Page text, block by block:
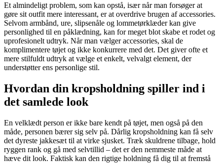
Et almindeligt problem, som kan opstå, især når man forsøger at
gøre sit outfit mere interessant, er at overdrive brugen af accessories.
Selvom armbånd, ure, slipsenåle og lommetørklæder kan give
personlighed til en påklædning, kan for meget blot skabe et rodet og
uprofesionelt udtryk. Når man vælger accessories, skal de
komplimentere tøjet og ikke konkurrere med det. Det giver ofte et
mere stilfuldt udtryk at vælge et enkelt, velvalgt element, der
understøtter ens personlige stil.
Hvordan din kropsholdning spiller ind i
det samlede look
En velklædt person er ikke bare kendt på tøjet, men også på den
måde, personen bærer sig selv på. Dårlig kropsholdning kan få selv
det dyreste jakkesæt til at virke sjusket. Træk skuldrene tilbage, hold
ryggen rank og gå med selvtillid – det er den nemmeste måde at
hæve dit look. Faktisk kan den rigtige holdning få dig til at fremstå